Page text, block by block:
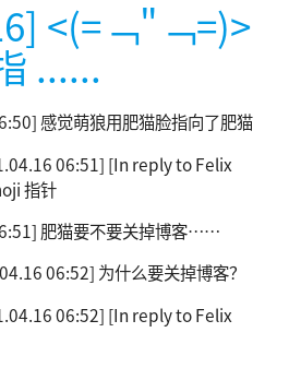
<(=﹁"﹁=)>
......
感觉萌狼用肥猫脸指向了肥猫
06:51] [In reply to Felix
指针
肥猫要不要关掉博客……
06:52] 为什么要关掉博客？
06:52] [In reply to Felix